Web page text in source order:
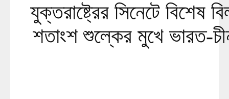
যুক্তরাষ্ট্রের সিনেটে বিশেষ
শতাংশ শুল্কের মুখে ভারত-